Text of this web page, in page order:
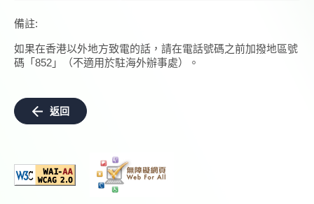
備註:
如果在香港以外地方致電的話，請在電話號碼之前加撥地區號
碼「852」（不適用於駐海外辦事處）。
返回